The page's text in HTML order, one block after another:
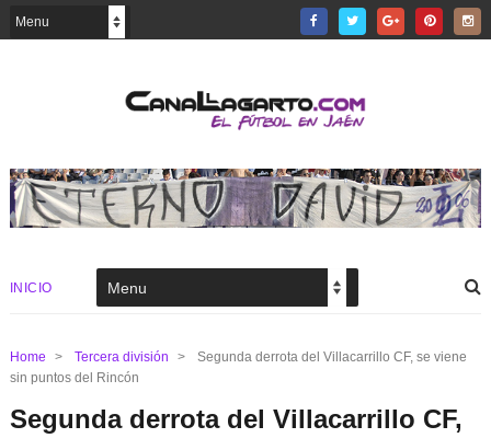
INICIO
Home > Tercera división >
Segunda derrota del Villacarrillo CF, se viene
sin puntos del Rincón
Segunda derrota del Villacarrillo CF,